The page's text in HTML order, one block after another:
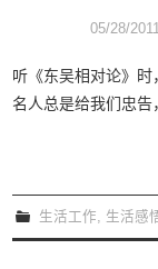
05/28/
听《东吴相对论》时
名人总是给我们忠
生活工作 生活感